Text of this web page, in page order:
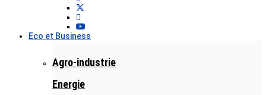
Eco et Business
Agro-industrie
Energie